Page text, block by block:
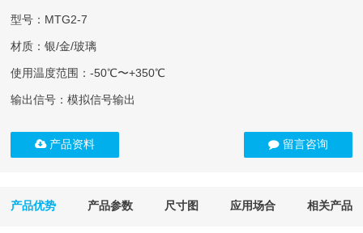
型号：MTG2-7
材质：银/金/玻璃
使用温度范围：-50℃〜+350℃
输出信号：模拟信号输出
产品资料 留言咨询
产品优势 产品参数 尺寸图 应用场合 相关产品